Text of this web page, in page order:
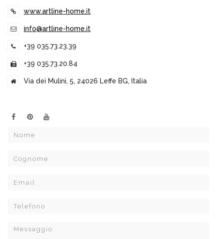
www.artline-home.it
info@artline-home.it
+39 035.73.23.39
+39 035.73.20.84
Via dei Mulini, 5, 24026 Leffe BG, Italia